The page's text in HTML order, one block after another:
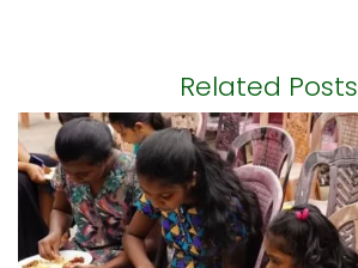
Related Posts